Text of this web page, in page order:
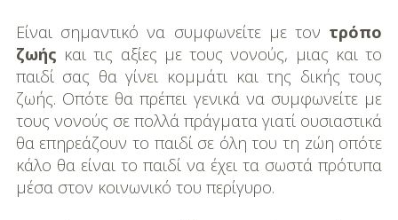
Είναι σημαντικό να συμφωνείτε με τον τρόπο
ζωής και τις αξίες με τους νονούς, μιας και το
παιδί σας θα γίνει κομμάτι και της δικής τους
ζωής. Οπότε θα πρέπει γενικά να συμφωνείτε με
τους νονούς σε πολλά πράγματα γιατί ουσιαστικά
θα επηρεάζουν το παιδί σε όλη του τη zώη οπότε
κάλο θα είναι το παιδί να έχει τα σωστά πρότυπα
μέσα στον κοινωνικό του περίγυρο.